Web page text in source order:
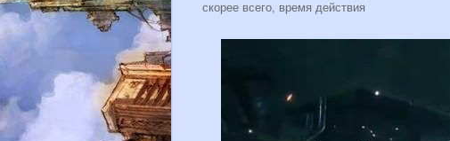
скорее всего, время действия